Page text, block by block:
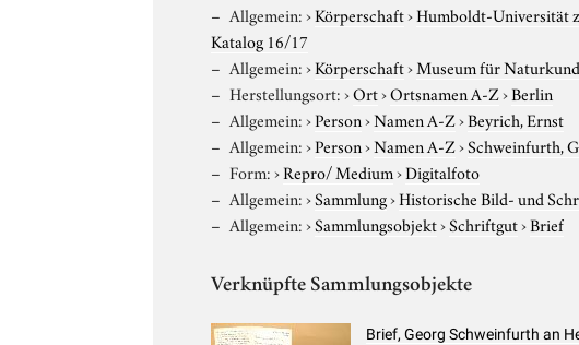
Allgemein:›Körperschaft›Humboldt-Universität
Katalog 16/17
Allgemein:›Körperschaft›Museum für
Herstellungsort:›Ort›Ortsnamen A-Z›Berlin
Allgemein:›Person›Namen A-Z›Beyrich, Ernst
Allgemein:›Person›Namen A-Z›Schweinfurth,
Form:›Repro/ Medium›Digitalfoto
Allgemein:›Sammlung›Historische Bild- und
Allgemein:›Sammlungsobjekt›Schriftgut›Brief
Verknüpfte Sammlungsobjekte
Brief, Georg Schweinfurth an